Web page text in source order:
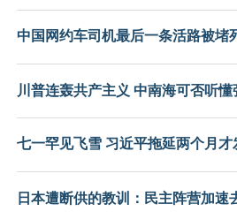
中国网约车司机最后一条活路被堵
川普连轰共产主义 中南海可否听懂
七一罕见飞雪 习近平拖延两个月才
日本遭断供的教训：民主阵营加速